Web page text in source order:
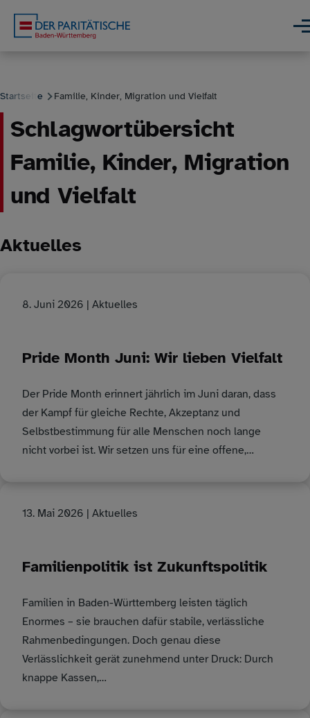
Pfadnavigation
Startseite Familie, Kinder, Migration und Vielfalt
Schlagwortübersicht
Familie, Kinder, Migration
und Vielfalt
Aktuelles
8. Juni 2026 | Aktuelles
Pride Month Juni: Wir lieben Vielfalt
Der Pride Month erinnert jährlich im Juni daran, dass
der Kampf für gleiche Rechte, Akzeptanz und
Selbstbestimmung für alle Menschen noch lange
nicht vorbei ist. Wir setzen uns für eine offene,…
13. Mai 2026 | Aktuelles
Familienpolitik ist Zukunftspolitik
Familien in Baden-Württemberg leisten täglich
Enormes – sie brauchen dafür stabile, verlässliche
Rahmenbedingungen. Doch genau diese
Verlässlichkeit gerät zunehmend unter Druck: Durch
knappe Kassen,…